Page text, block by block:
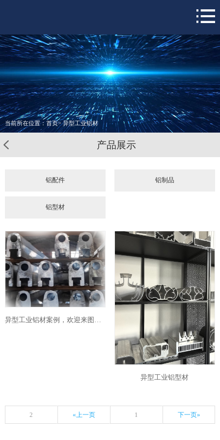
铝型材
铝配件
全部产品
新闻资讯
服务支持
当前所在位置： 首页>异型工业铝材
产品展示
铝配件 铝制品
铝型材
异型工业铝型材
2 «上一页 1 下一页»